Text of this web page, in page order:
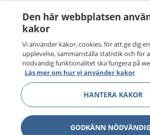
Den här webbplatsen
kakor
Vi använder kakor, cookies, för att ge dig
upplevelse, sammanställa statistik och för
nödvändig funktionalitet ska fungera på
Läs mer om hur vi använder kakor
HANTERA KAKOR
GODKÄNN